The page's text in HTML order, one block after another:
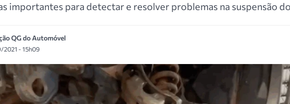
importantes para detectar e resolver problemas na suspensão
QG do Automóvel
2021 - 15h09